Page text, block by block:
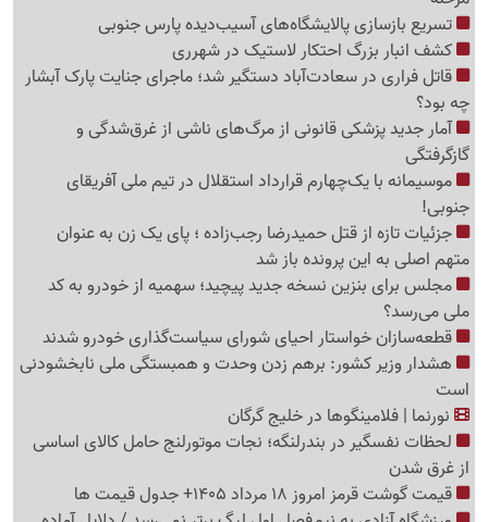
تسریع بازسازی پالایشگاه‌های آسیب‌دیده پارس جنوبی
کشف انبار بزرگ احتکار لاستیک در شهرری
قاتل فراری در سعادت‌آباد دستگیر شد؛ ماجرای جنایت پارک آبشار
چه بود؟
آمار جدید پزشکی قانونی از مرگ‌های ناشی از غرق‌شدگی و
گازگرفتگی
موسیمانه با یک‌چهارم قرارداد استقلال در تیم ملی آفریقای
جنوبی!
جزئیات تازه از قتل حمیدرضا رجب‌زاده ؛ پای یک زن به عنوان
متهم اصلی به این پرونده باز شد
مجلس برای بنزین نسخه جدید پیچید؛ سهمیه از خودرو به کد
ملی می‌رسد؟
قطعه‌سازان خواستار احیای شورای سیاست‌گذاری خودرو شدند
هشدار وزیر کشور: برهم زدن وحدت و همبستگی ملی نابخشودنی
است
نورنما | فلامینگوها در خلیج گرگان
لحظات نفسگیر در بندرلنگه؛ نجات موتورلنج حامل کالای اساسی
از غرق شدن
قیمت گوشت قرمز امروز 18 مرداد 1405+ جدول قیمت ها